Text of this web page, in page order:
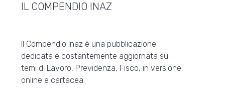
IL COMPENDIO INAZ
Il Compendio Inaz è una pubblicazione
dedicata e costantemente aggiornata sui
temi di Lavoro, Previdenza, Fisco, in versione
online e cartacea.